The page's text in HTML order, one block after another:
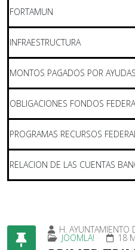
FORTAMUN
INFRAESTRUCTURA
MONTOS PAGADOS POR
OBLIGACIONES FONDOS
PROGRAMAS RECURSOS
RELACION DE LAS CUENTAS
H. AYUNTAMIENTO
JOOMLA! 18